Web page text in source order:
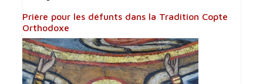
Prière pour les défunts dans la Tradition Copte
Orthodoxe